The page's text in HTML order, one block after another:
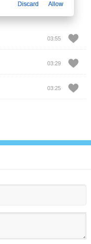
03:55
03:29
03:25
Discard Allow